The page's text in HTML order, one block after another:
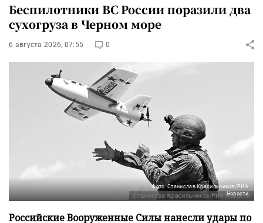
Беспилотники ВС России поразили два
сухогруза в Черном море
6 августа 2026, 07:55 0
Фото: Станислав Красильников/РИА
Новости
Российские Вооруженные Силы нанесли удары по